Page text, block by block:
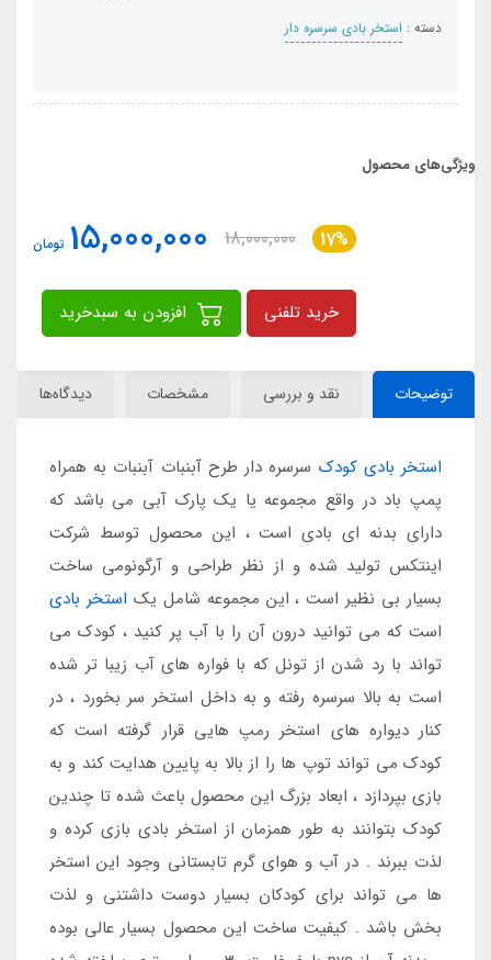
دسته : استخر بادی سرسره دار
ویژگی‌های محصول
17%
18,000,000
15,000,000 تومان
خرید تلفنی
توضیحات نقد و بررسی مشخصات دیدگاه‌ها
استخر بادی کودک سرسره دار طرح آبنبات آبنبات به همراه
پمپ باد در واقع مجموعه یا یک پارک آبی می باشد که
دارای بدنه ای بادی است ، این محصول توسط شرکت
اینتکس تولید شده و از نظر طراحی و آرگونومی ساخت
بسیار بی نظیر است ، این مجموعه شامل یک استخر بادی
است که می توانید درون آن را با آب پر کنید ، کودک می
تواند با رد شدن از تونل که با فواره های آب زیبا تر شده
است به بالا سرسره رفته و به داخل استخر سر بخورد ، در
کنار دیواره های استخر رمپ هایی قرار گرفته است که
کودک می تواند توپ ها را از بالا به پایین هدایت کند و به
بازی بپردازد ، ابعاد بزرگ این محصول باعث شده تا چندین
کودک بتوانند به طور همزمان از استخر بادی بازی کرده و
لذت ببرند . در آب و هوای گرم تابستانی وجود این استخر
ها می تواند برای کودکان بسیار دوست داشتنی و لذت
بخش باشد . کیفیت ساخت این محصول بسیار عالی بوده